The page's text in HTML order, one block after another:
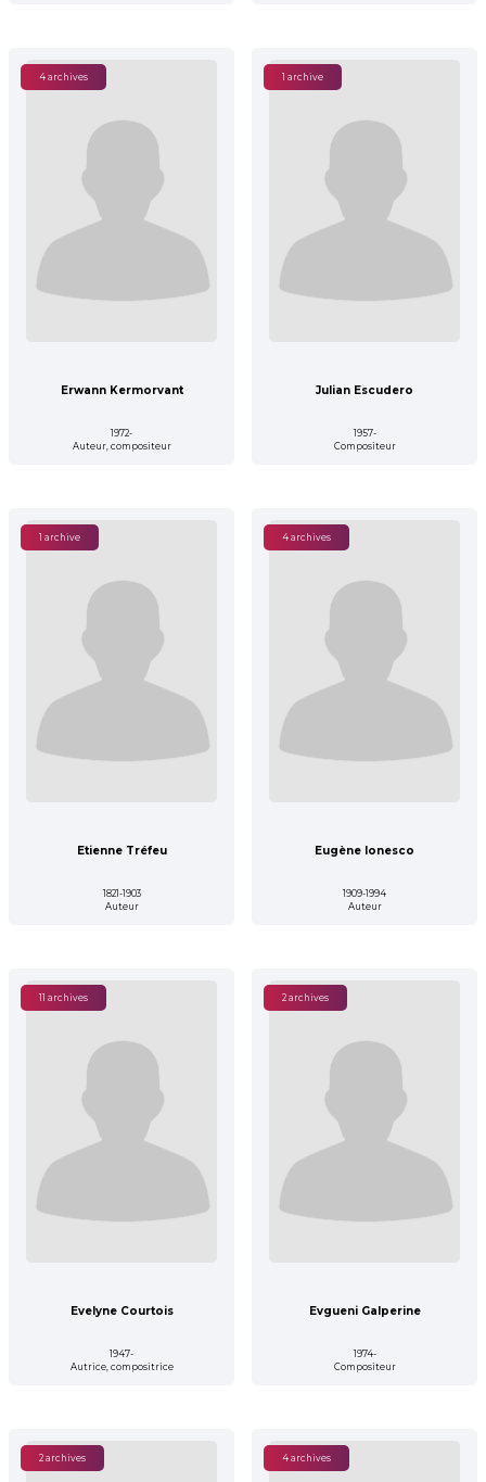
4 archives
Erwann Kermorvant
1972-
Auteur, compositeur
1 archive
Julian Escudero
1957-
Compositeur
1 archive
Etienne Tréfeu
1821-1903
Auteur
4 archives
Eugène Ionesco
1909-1994
Auteur
11 archives
Evelyne Courtois
1947-
Autrice, compositrice
2 archives
Evgueni Galperine
1974-
Compositeur
2 archives 4 archives